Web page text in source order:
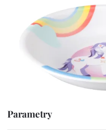
Parametry